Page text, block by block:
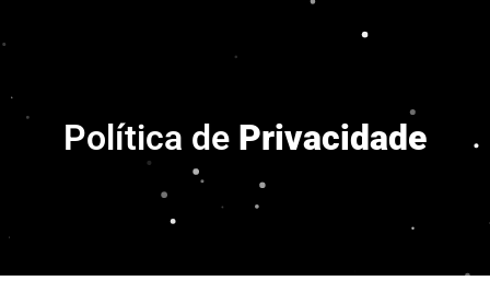
Política de Privacidade